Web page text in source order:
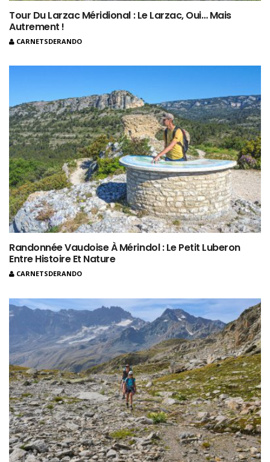
Tour Du Larzac Méridional : Le Larzac, Oui… Mais
Autrement !
CARNETSDERANDO
Randonnée Vaudoise À Mérindol : Le Petit Luberon
Entre Histoire Et Nature
CARNETSDERANDO